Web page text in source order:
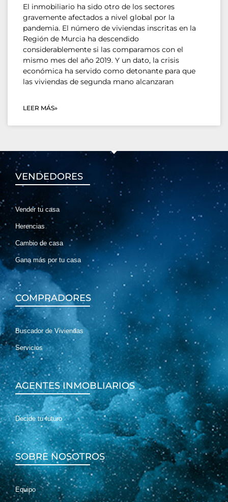
El inmobiliario ha sido otro de los sectores
gravemente afectados a nivel global por la
pandemia. El número de viviendas inscritas en la
Región de Murcia ha descendido
considerablemente si las comparamos con el
mismo mes del año 2019. Y un dato, la crisis
económica ha servido como detonante para que
las viviendas de segunda mano alcanzaran
LEER MÁS»
VENDEDORES
Vender tu casa
Herencias
Cambio de casa
Gana más por tu casa
COMPRADORES
Buscador de Viviendas
Servicios
AGENTES INMOBLIARIOS
Decide tu futuro
SOBRE NOSOTROS
Equipo